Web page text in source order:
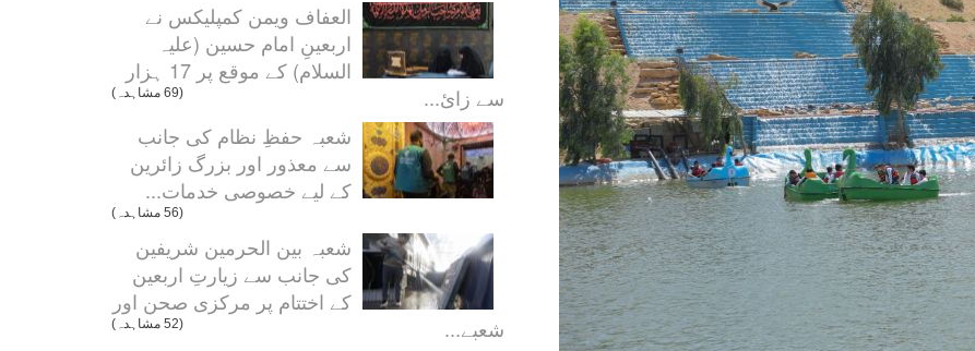
العفاف ویمن کمپلیکس نے
اربعینِ امام حسین (علیہ
السلام) کے موقع پر 17 ہزار
سے زائ...
(69 مشاہدہ)
شعبہ حفظِ نظام کی جانب
سے معذور اور بزرگ زائرین
کے لیے خصوصی خدمات...
(56 مشاہدہ)
شعبہ بین الحرمین شریفین
کی جانب سے زیارتِ اربعین
کے اختتام پر مرکزی صحن اور
شعبے...
(52 مشاہدہ)